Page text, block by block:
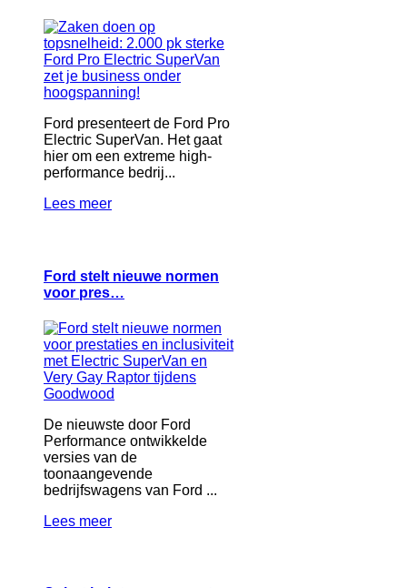
Ford presenteert de Ford Pro
Electric SuperVan. Het gaat
hier om een extreme high-
performance bedrij...
Lees meer
Ford stelt nieuwe normen
voor pres…
De nieuwste door Ford
Performance ontwikkelde
versies van de
toonaangevende
bedrijfswagens van Ford ...
Lees meer